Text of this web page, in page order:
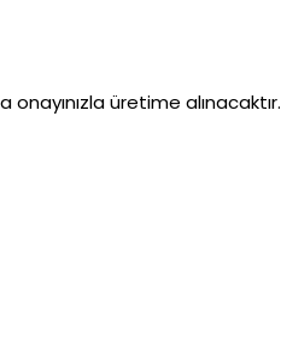
üretime alınacaktır.